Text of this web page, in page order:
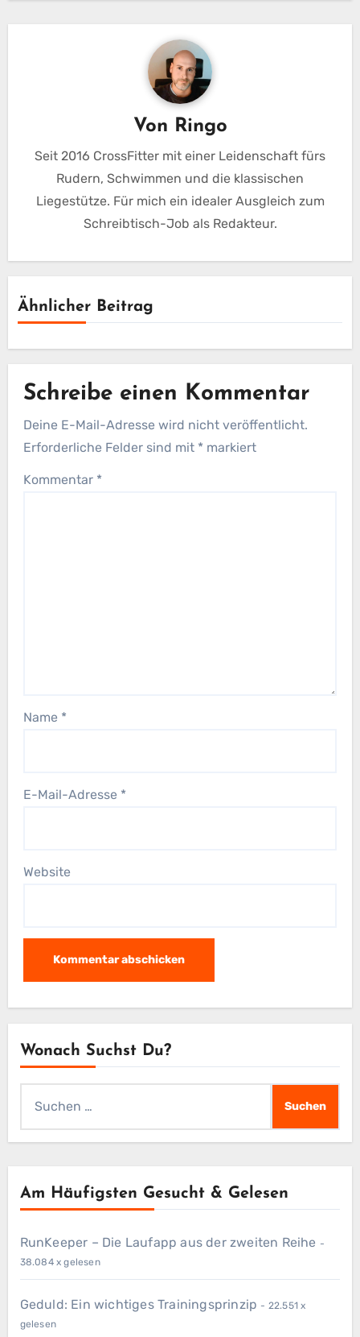
Von Ringo
Seit 2016 CrossFitter mit einer Leidenschaft fürs
Rudern, Schwimmen und die klassischen
Liegestütze. Für mich ein idealer Ausgleich zum
Schreibtisch-Job als Redakteur.
Ähnlicher Beitrag
Schreibe einen Kommentar
Deine E-Mail-Adresse wird nicht veröffentlicht.
Erforderliche Felder sind mit * markiert
Kommentar *
Name *
E-Mail-Adresse *
Website
Wonach Suchst Du?
nach:
Am Häufigsten Gesucht & Gelesen
RunKeeper – Die Laufapp aus der zweiten Reihe -
38.084 x gelesen
Geduld: Ein wichtiges Trainingsprinzip - 22.551 x
gelesen